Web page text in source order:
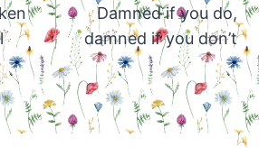
Damned if you do,
damned if you don’t